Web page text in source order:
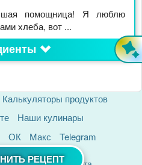
помощница! Я люблю
хлеба, вот ...
Калькуляторы продуктов
Наши кулинары
ОК Макс Telegram
РЕЦЕПТ